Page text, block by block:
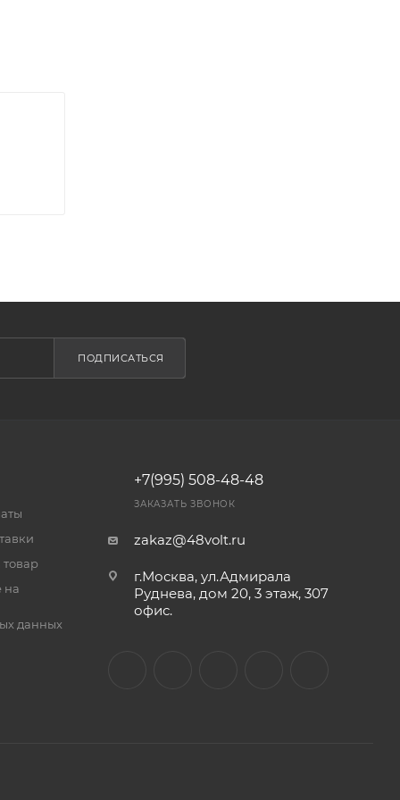
ПОДПИСАТЬСЯ
товар
на
данных
+7(995) 508-48-48
ЗАКАЗАТЬ ЗВОНОК
zakaz@48volt.ru
г.Москва, ул.Адмирала
Руднева, дом 20, 3 этаж, 307
офис.